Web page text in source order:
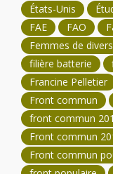
États-Unis
FAE
FAO
Femmes de
filière batterie
Francine Pelletier
Front commun
front commun
Front commun
Front commun